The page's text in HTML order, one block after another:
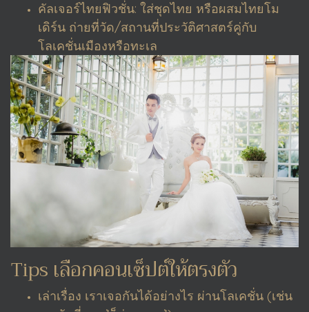
คัลเจอร์ไทยฟิวชั่น: ใส่ชุดไทย หรือผสมไทยโม
เดิร์น ถ่ายที่วัด/สถานที่ประวัติศาสตร์คู่กับ
โลเคชั่นเมืองหรือทะเล
Tips เลือกคอนเซ็ปต์ให้ตรงตัว
เล่าเรื่อง เราเจอกันได้อย่างไร ผ่านโลเคชั่น (เช่น